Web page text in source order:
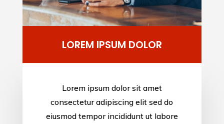
B
LOREM IPSUM DOLOR
Lorem ipsum dolor sit amet
consectetur adipiscing elit sed do
eiusmod tempor incididunt ut labore